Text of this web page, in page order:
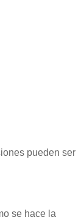
pueden ser
se hace la